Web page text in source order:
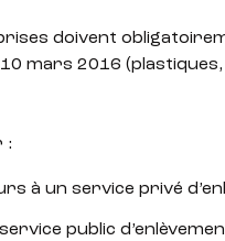
doivent
mars 2016
:
à un service privé
public